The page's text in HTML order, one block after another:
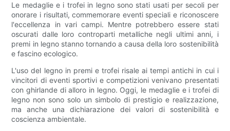
Le medaglie e i trofei in legno sono stati usati per secoli per
onorare i risultati, commemorare eventi speciali e riconoscere
l'eccellenza in vari campi. Mentre potrebbero essere stati
oscurati dalle loro controparti metalliche negli ultimi anni, i
premi in legno stanno tornando a causa della loro sostenibilità
e fascino ecologico.
L'uso del legno in premi e trofei risale ai tempi antichi in cui i
vincitori di eventi sportivi e competizioni venivano presentati
con ghirlande di alloro in legno. Oggi, le medaglie e i trofei di
legno non sono solo un simbolo di prestigio e realizzazione,
ma anche una dichiarazione dei valori di sostenibilità e
coscienza ambientale.